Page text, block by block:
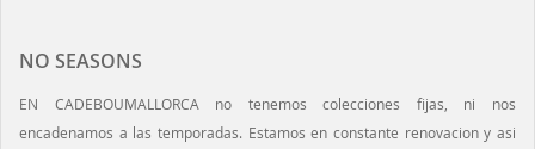
NO SEASONS
EN CADEBOUMALLORCA no tenemos colecciones fijas, ni nos
encadenamos a las temporadas. Estamos en constante renovacion y asi